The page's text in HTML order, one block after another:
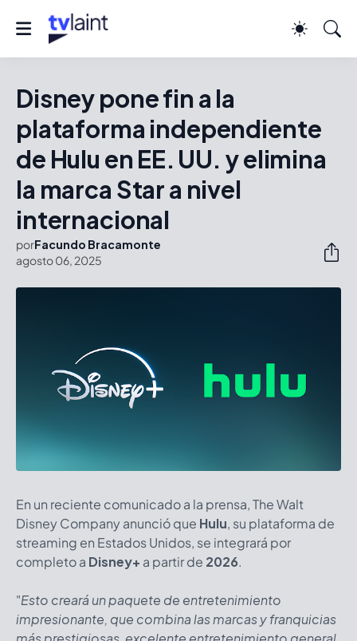
Disney pone fin a la
plataforma independiente
de Hulu en EE. UU. y elimina
la marca Star a nivel
internacional
porFacundo Bracamonte
agosto 06, 2025
En un reciente comunicado a la prensa, The Walt
Disney Company anunció que Hulu, su plataforma de
streaming en Estados Unidos, se integrará por
completo a Disney+ a partir de 2026.
"Esto creará un paquete de entretenimiento
impresionante, que combina las marcas y franquicias